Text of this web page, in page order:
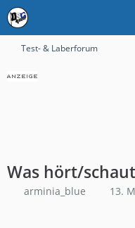
Test- & Laberforum
Was hört/
arminia_blue 13.